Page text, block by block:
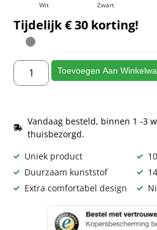
Wit Zwart
Tijdelijk € 30 korting!
Toevoegen Aan
Vandaag besteld, binnen 1 -3
thuisbezorgd.
Uniek product
Duurzaam kunststof
Extra comfortabel design